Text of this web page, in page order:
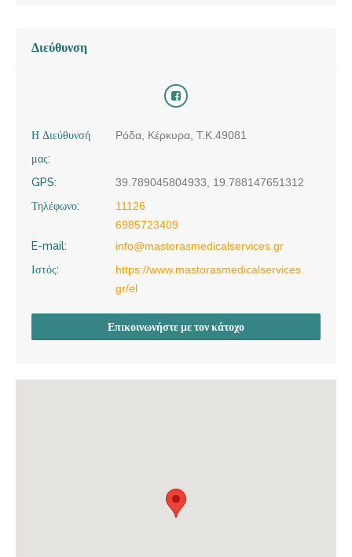
Διεύθυνση
Η Διεύθυνσή
μας:
Ρόδα, Κέρκυρα, Τ.Κ.49081
GPS:
39.789045804933, 19.788147651312
Τηλέφωνο:
11126
6985723409
E-mail:
info@mastorasmedicalservices.gr
Ιστός:
https://www.mastorasmedicalservices.
gr/el
Επικοινωνήστε με τον κάτοχο